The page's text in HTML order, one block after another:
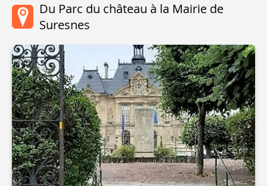
Du Parc du château à la Mairie de
Suresnes